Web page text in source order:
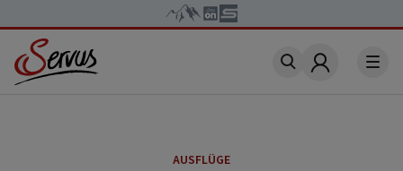
Account
AUSFLÜGE